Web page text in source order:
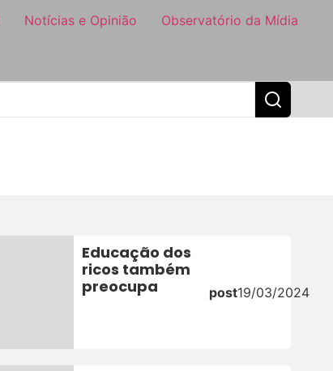
Notícias e Opinião Observatório da Mídia
Educação dos
ricos também
preocupa
post19/03/2024